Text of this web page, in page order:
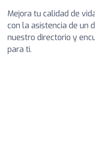
Mejora tu calidad de
con la asistencia de un
nuestro directorio y
para ti.